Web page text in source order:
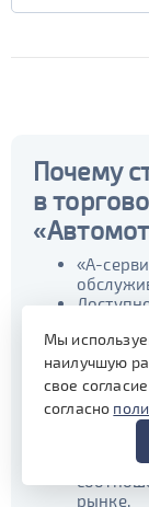
Почему
в
«А-
моделей
Мы
только
По
рынке.
Мы
наилучшую
свое
согласно